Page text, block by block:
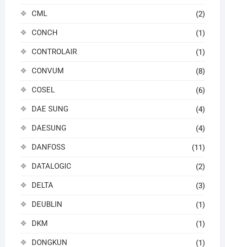
CML (2)
CONCH (1)
CONTROLAIR (1)
CONVUM (8)
COSEL (6)
DAE SUNG (4)
DAESUNG (4)
DANFOSS (11)
DATALOGIC (2)
DELTA (3)
DEUBLIN (1)
DKM (1)
DONGKUN (1)